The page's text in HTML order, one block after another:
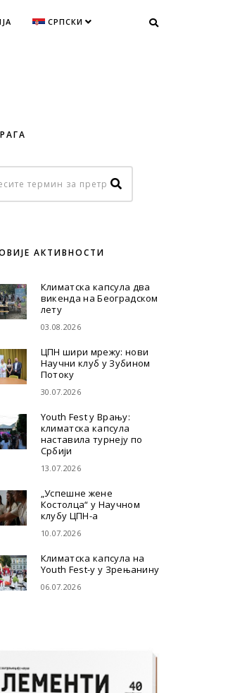
СРПСКИ
АКТИВНОСТИ
Климатска капсула два
викенда на Београдском
лету
03.08.2026
ЦПН шири мрежу: нови
Научни клуб у Зубином
Потоку
30.07.2026
Youth Fest у Врању:
климатска капсула
наставила турнеју по
Србији
13.07.2026
„Успешне жене
Костолца“ у Научном
клубу ЦПН-а
10.07.2026
Климатска капсула на
Youth Fest-у у Зрењанину
06.07.2026